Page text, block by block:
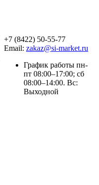
+7 (8422) 50-55-77
Email: zakaz@si-market.ru
График работы пн-
пт 08:00–17:00; сб
08:00–14:00. Вс:
Выходной